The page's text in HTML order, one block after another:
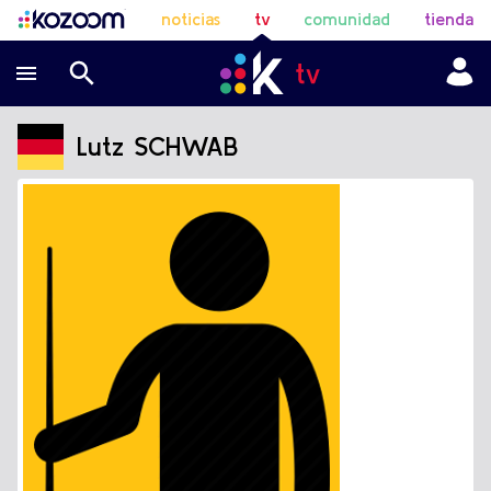
noticias tv comunidad tienda
Lutz SCHWAB